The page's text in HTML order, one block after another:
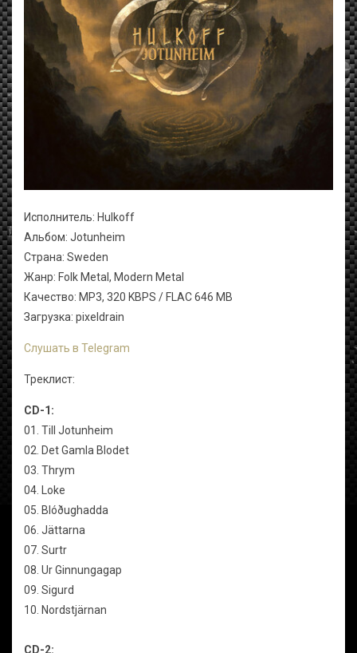
Исполнитель: Hulkoff
Альбом: Jotunheim
Страна: Sweden
Жанр: Folk Metal, Modern Metal
Качество: MP3, 320 KBPS / FLAC 646 MB
Загрузка: pixeldrain
Слушать в Telegram
Треклист:
CD-1:
01. Till Jotunheim
02. Det Gamla Blodet
03. Thrym
04. Loke
05. Blóðughadda
06. Jättarna
07. Surtr
08. Ur Ginnungagap
09. Sigurd
10. Nordstjärnan
CD-2: